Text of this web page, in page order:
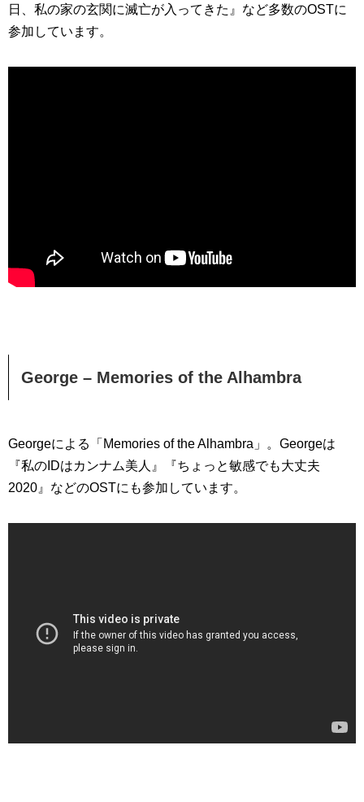
日、私の家の玄関に滅亡が入ってきた』など多数のOSTに
参加しています。
George – Memories of the Alhambra
Georgeによる「Memories of the Alhambra」。Georgeは
『私のIDはカンナム美人』『ちょっと敏感でも大丈夫
2020』などのOSTにも参加しています。